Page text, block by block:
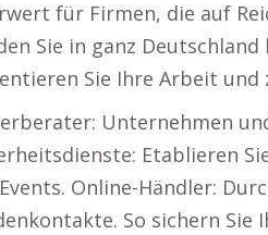
für Firmen, die auf
Sie in ganz
Sie Ihre Arbeit
Unternehmen
Etablieren
Online-Händler:
So sichern Sie